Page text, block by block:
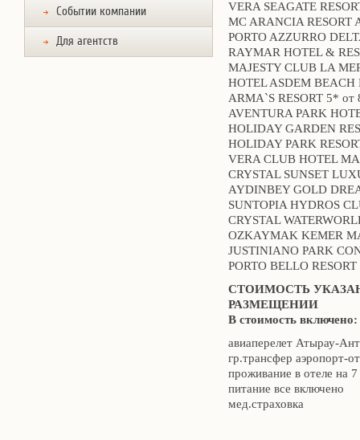
Событии компании
Для агентств
VERA SEAGATE
MC ARANCIA RESORT
PORTO AZZURRO
RAYMAR HOTEL &
MAJESTY CLUB LA
HOTEL ASDEM
ARMA`S RESORT 5* от
AVENTURA PARK
HOLIDAY GARDEN
HOLIDAY PARK
VERA CLUB HOTEL
CRYSTAL SUNSET
AYDINBEY GOLD
SUNTOPIA HYDROS
CRYSTAL
OZKAYMAK KEMER
JUSTINIANO PARK
PORTO BELLO
СТОИМОСТЬ
РАЗМЕЩЕНИИ
В стоимость включено:
авиаперелет Атырау-
гр.трансфер аэропорт-
проживание в отеле на
питание все включено
мед.страховка